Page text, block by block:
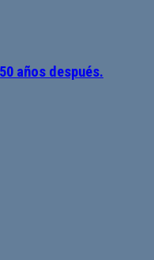
años después.